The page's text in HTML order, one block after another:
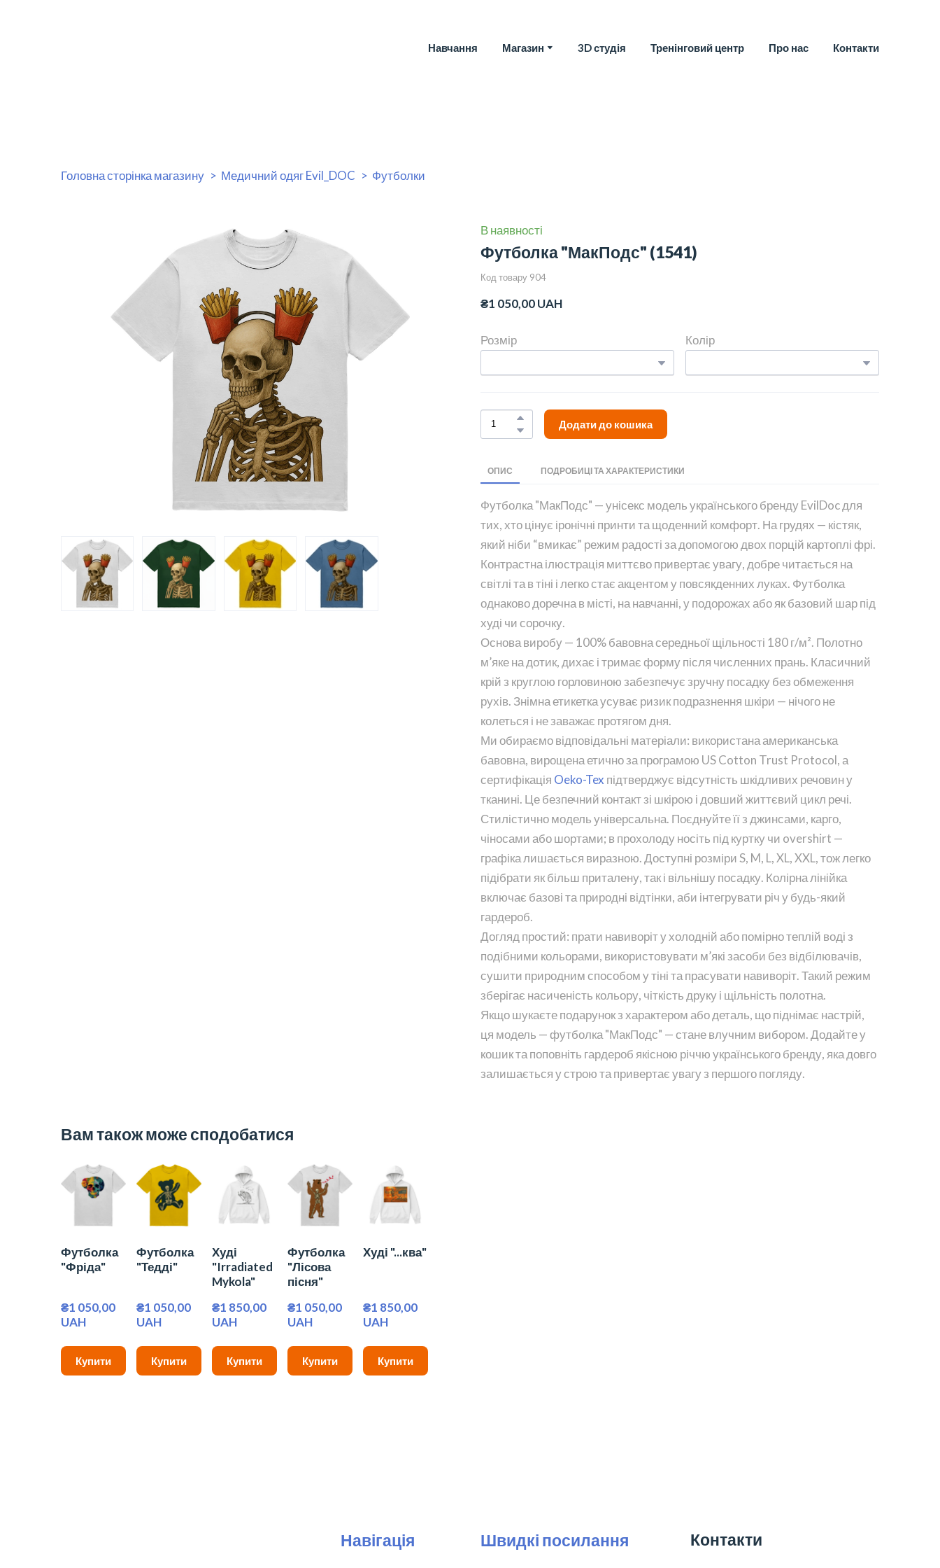
Навчання Магазин 3D студія Тренінговий центр Про нас Контакти
Головна сторінка магазину Медичний одяг Evil_DOC Футболки
В наявності
Футболка "МакПодс" (1541)
Код товару 904
₴1 050,00 UAH
Розмір Колір
Додати до кошика
ОПИС ПОДРОБИЦІ ТА ХАРАКТЕРИСТИКИ
Футболка "МакПодс" — унісекс модель українського бренду EvilDoc для
тих, хто цінує іронічні принти та щоденний комфорт. На грудях — кістяк,
який ніби “вмикає” режим радості за допомогою двох порцій картоплі фрі.
Контрастна ілюстрація миттєво привертає увагу, добре читається на
світлі та в тіні і легко стає акцентом у повсякденних луках. Футболка
однаково доречна в місті, на навчанні, у подорожах або як базовий шар під
худі чи сорочку.
Основа виробу — 100% бавовна середньої щільності 180 г/м². Полотно
м’яке на дотик, дихає і тримає форму після численних прань. Класичний
крій з круглою горловиною забезпечує зручну посадку без обмеження
рухів. Знімна етикетка усуває ризик подразнення шкіри — нічого не
колеться і не заважає протягом дня.
Ми обираємо відповідальні матеріали: використана американська
бавовна, вирощена етично за програмою US Cotton Trust Protocol, а
сертифікація Oeko-Tex підтверджує відсутність шкідливих речовин у
тканині. Це безпечний контакт зі шкірою і довший життєвий цикл речі.
Стилістично модель універсальна. Поєднуйте її з джинсами, карго,
чіносами або шортами; в прохолоду носіть під куртку чи overshirt —
графіка лишається виразною. Доступні розміри S, M, L, XL, XXL, тож легко
підібрати як більш приталену, так і вільнішу посадку. Колірна лінійка
включає базові та природні відтінки, аби інтегрувати річ у будь-який
гардероб.
Догляд простий: прати навиворіт у холодній або помірно теплій воді з
подібними кольорами, використовувати м’які засоби без відбілювачів,
сушити природним способом у тіні та прасувати навиворіт. Такий режим
зберігає насиченість кольору, чіткість друку і щільність полотна.
Якщо шукаєте подарунок з характером або деталь, що піднімає настрій,
ця модель — футболка "МакПодс" — стане влучним вибором. Додайте у
кошик та поповніть гардероб якісною річчю українського бренду, яка довго
залишається у строю та привертає увагу з першого погляду.
Вам також може сподобатися
Футболка
"Фріда"
₴1 050,00
UAH
Купити
Футболка
"Тедді"
₴1 050,00
UAH
Купити
Худі
"Irradiated
Mykola"
₴1 850,00
UAH
Купити
Футболка
"Лісова
пісня"
₴1 050,00
UAH
Купити
Худі "...ква"
₴1 850,00
UAH
Купити
Навігація Швидкі посилання Контакти